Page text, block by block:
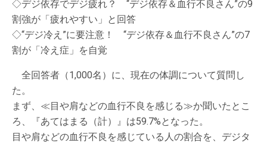
◇デジ依存でデジ疲れ？ “デジ依存＆血行不良さん”の9
割強が「疲れやすい」と回答
◇“デジ冷え”に要注意！ “デジ依存＆血行不良さん”の7
割が「冷え症」を自覚
全回答者（1,000名）に、現在の体調について質問し
た。
まず、≪目や肩などの血行不良を感じる≫か聞いたとこ
ろ、『あてはまる（計）』は59.7%となった。
目や肩などの血行不良を感じている人の割合を、デジタ